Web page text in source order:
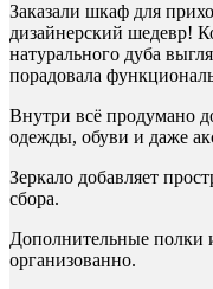
Заказали шкаф для
дизайнерский шедевр!
натурального дуба
порадовала
Внутри всё продумано
одежды, обуви и даже
Зеркало добавляет
сбора.
Дополнительные полки
организованно.